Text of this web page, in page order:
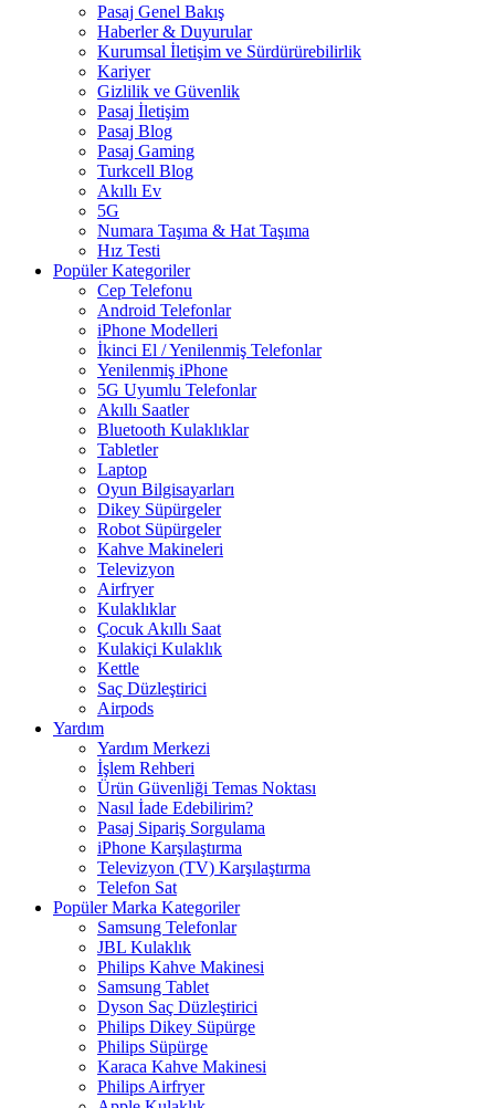
Pasaj Genel Bakış
Haberler & Duyurular
Kurumsal İletişim ve Sürdürürebilirlik
Kariyer
Gizlilik ve Güvenlik
Pasaj İletişim
Pasaj Blog
Pasaj Gaming
Turkcell Blog
Akıllı Ev
5G
Numara Taşıma & Hat Taşıma
Hız Testi
Popüler Kategoriler
Cep Telefonu
Android Telefonlar
iPhone Modelleri
İkinci El / Yenilenmiş Telefonlar
Yenilenmiş iPhone
5G Uyumlu Telefonlar
Akıllı Saatler
Bluetooth Kulaklıklar
Tabletler
Laptop
Oyun Bilgisayarları
Dikey Süpürgeler
Robot Süpürgeler
Kahve Makineleri
Televizyon
Airfryer
Kulaklıklar
Çocuk Akıllı Saat
Kulakiçi Kulaklık
Kettle
Saç Düzleştirici
Airpods
Yardım
Yardım Merkezi
İşlem Rehberi
Ürün Güvenliği Temas Noktası
Nasıl İade Edebilirim?
Pasaj Sipariş Sorgulama
iPhone Karşılaştırma
Televizyon (TV) Karşılaştırma
Telefon Sat
Popüler Marka Kategoriler
Samsung Telefonlar
JBL Kulaklık
Philips Kahve Makinesi
Samsung Tablet
Dyson Saç Düzleştirici
Philips Dikey Süpürge
Philips Süpürge
Karaca Kahve Makinesi
Philips Airfryer